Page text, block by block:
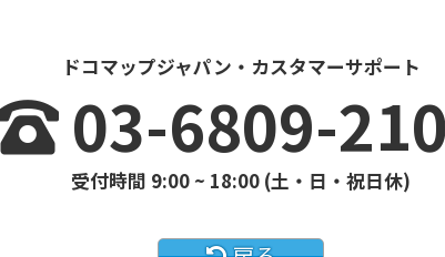
ドコマップジャパン・カスタマーサポート
03-6809-
受付時間 9:00 ~ 18:00 (土・日・祝日休)